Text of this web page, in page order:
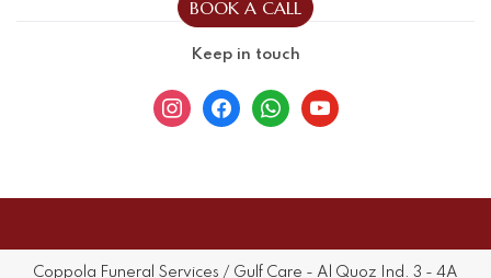
Coppola Funeral Services / Gulf Care - Al Quoz Ind. 3 - 4A
+971.52.868.1000 |
info@gulfcaredubai.com